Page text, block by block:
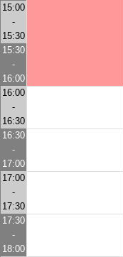
15:00
-
15:30
15:30
-
16:00
16:00
-
16:30
16:30
-
17:00
17:00
-
17:30
17:30
-
18:00